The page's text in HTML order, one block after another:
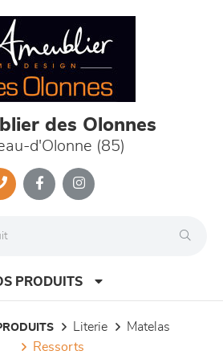
des Olonnes
d'Olonne (85)
PRODUITS
literie
matelas
ressorts